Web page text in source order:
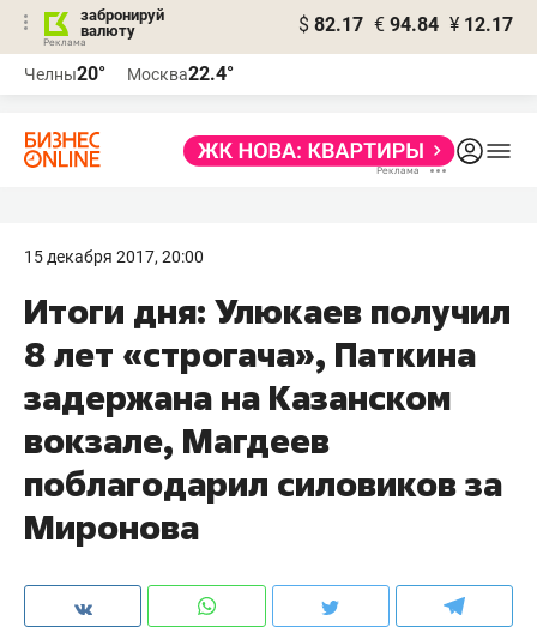
забронируй
валюту
$ 82.17 € 94.84 ¥ 12.17
Челны20° Москва22.4°
15 декабря 2017, 20:00
Итоги дня: Улюкаев получил
8 лет «строгача», Паткина
задержана на Казанском
вокзале, Магдеев
поблагодарил силовиков за
Миронова